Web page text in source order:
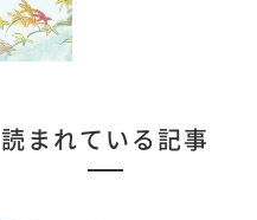
読まれている記事